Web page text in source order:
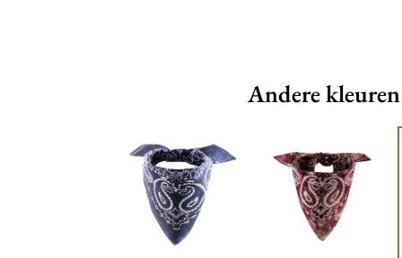
Andere kleuren